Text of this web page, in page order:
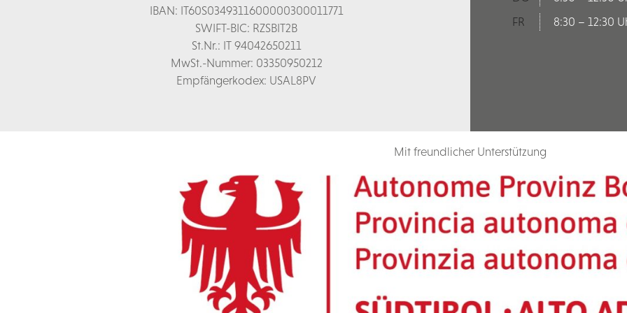
IBAN: IT60S0349311600000300011771
SWIFT-BIC: RZSBIT2B
St.Nr.: IT 94042650211
MwSt.-Nummer: 03350950212
Empfängerkodex: USAL8PV
FR
8:30 – 12:30
Mit freundlicher Unterstützung